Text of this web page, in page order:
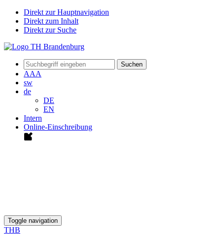
Direkt zur Hauptnavigation
Direkt zum Inhalt
Direkt zur Suche
Suchen
AAA
sw
de
DE
EN
Intern
Online-Einschreibung
Toggle navigation
THB